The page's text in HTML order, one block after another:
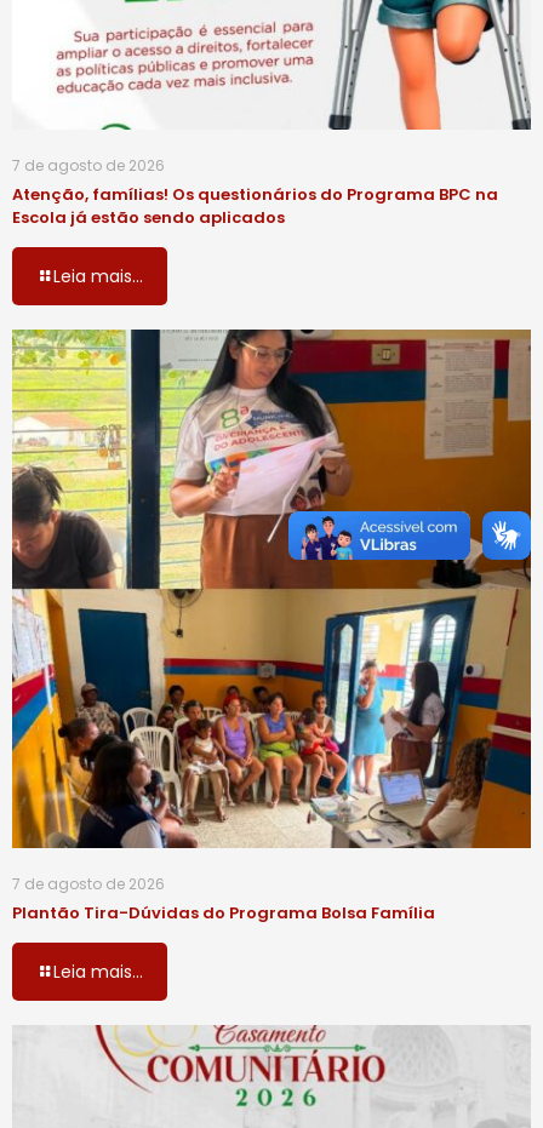
7 de agosto de 2026
Atenção, famílias! Os questionários do Programa BPC na
Escola já estão sendo aplicados
Leia mais...
7 de agosto de 2026
Plantão Tira-Dúvidas do Programa Bolsa Família
Leia mais...